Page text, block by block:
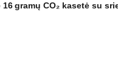
gramų CO₂ kasetė su